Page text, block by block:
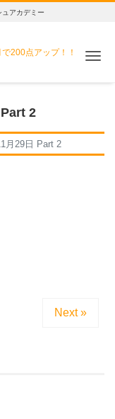
アカデミー
200点アップ！！
2
月29日 Part 2
Next »